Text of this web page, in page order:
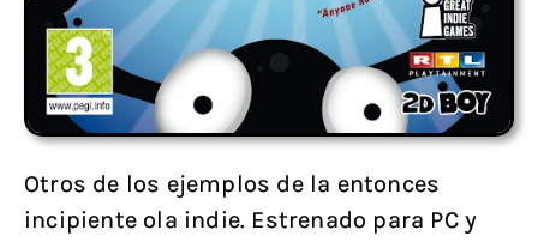
Otros de los ejemplos de la entonces
incipiente ola indie. Estrenado para PC y